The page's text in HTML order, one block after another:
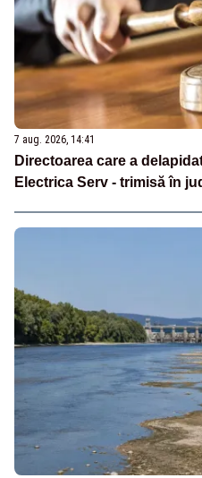
7 aug. 2026, 14:41
Directoarea care a
Electrica Serv - trimisă în